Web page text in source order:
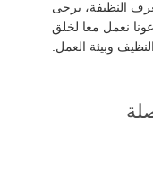
النظيفة، يرجى
نعمل معا لخلق
وبيئة العمل.